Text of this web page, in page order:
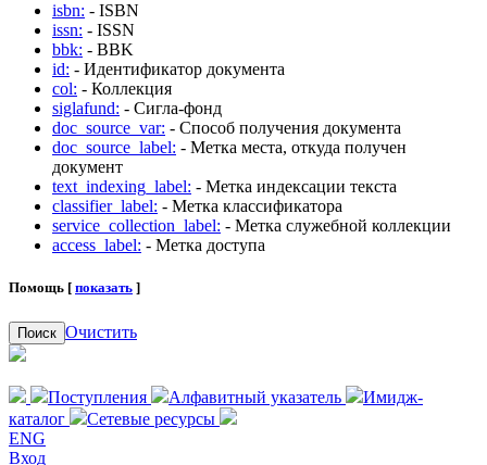
isbn: - ISBN
issn: - ISSN
bbk: - BBK
id: - Идентификатор документа
col: - Коллекция
siglafund: - Сигла-фонд
doc_source_var: - Способ получения документа
doc_source_label: - Метка места, откуда получен
документ
text_indexing_label: - Метка индексации текста
classifier_label: - Метка классификатора
service_collection_label: - Метка служебной коллекции
access_label: - Метка доступа
Помощь [ показать ]
Поиск Очистить
Поступления Алфавитный указатель
Имидж-
каталог
Сетевые ресурсы
ENG
Вход